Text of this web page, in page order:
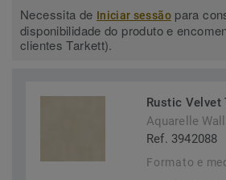
Necessita de Iniciar sessãopara
disponibilidade do produto e
clientes Tarkett).
Rustic Velvet
Aquarelle
Ref. 3942088
Formato e